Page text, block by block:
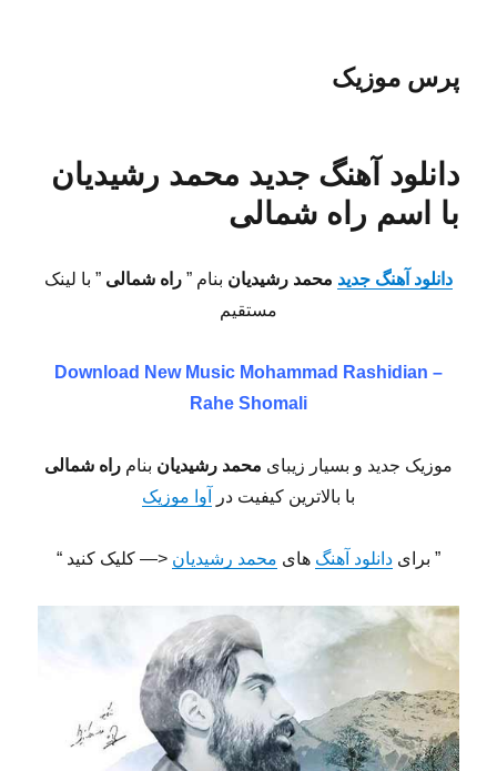
پرس موزیک
دانلود آهنگ جدید محمد رشیدیان
با اسم راه شمالی
دانلود آهنگ جدید محمد رشیدیان بنام ” راه شمالی ” با لینک
مستقیم
Download New Music Mohammad Rashidian –
Rahe Shomali
موزیک جدید و بسیار زیبای محمد رشیدیان بنام راه شمالی
با بالاترین کیفیت در
آوا موزیک
” برای دانلود آهنگ های محمد رشیدیان <— کلیک کنید “